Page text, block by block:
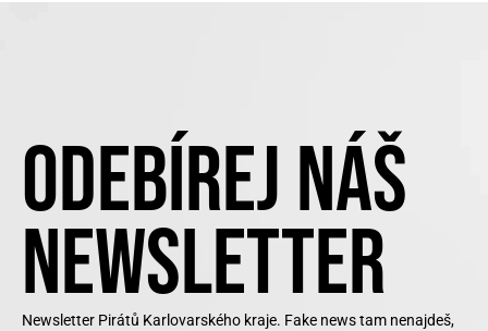
ODEBÍREJ NÁŠ
NEWSLETTER
Newsletter Pirátů Karlovarského kraje. Fake news tam nenajdeš,